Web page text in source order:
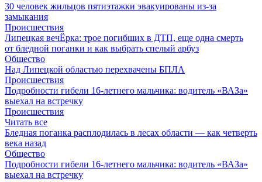
30 человек жильцов пятиэтажки эвакуированы из-за
замыкания
Происшествия
Липецкая вечЁрка: трое погибших в ДТП, еще одна смерть
от бледной поганки и как выбрать спелый арбуз
Общество
Над Липецкой областью перехвачены БПЛА
Происшествия
Подробности гибели 16-летнего мальчика: водитель «ВАЗа»
выехал на встречку
Происшествия
Читать все
Бледная поганка расплодилась в лесах области — как четверть
века назад
Общество
Подробности гибели 16-летнего мальчика: водитель «ВАЗа»
выехал на встречку